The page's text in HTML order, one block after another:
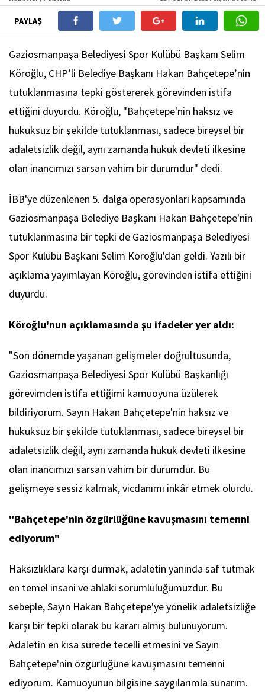
PAYLAŞ
Gaziosmanpaşa Belediyesi Spor Kulübü Başkanı Selim
Köroğlu, CHP’li Belediye Başkanı Hakan Bahçetepe’nin
tutuklanmasına tepki göstererek görevinden istifa
ettiğini duyurdu. Köroğlu, "Bahçetepe'nin haksız ve
hukuksuz bir şekilde tutuklanması, sadece bireysel bir
adaletsizlik değil, aynı zamanda hukuk devleti ilkesine
olan inancımızı sarsan vahim bir durumdur" dedi.
İBB'ye düzenlenen 5. dalga operasyonları kapsamında
Gaziosmanpaşa Belediye Başkanı Hakan Bahçetepe'nin
tutuklanmasına bir tepki de Gaziosmanpaşa Belediyesi
Spor Kulübü Başkanı Selim Köroğlu'dan geldi. Yazılı bir
açıklama yayımlayan Köroğlu, görevinden istifa ettiğini
duyurdu.
Köroğlu'nun açıklamasında şu ifadeler yer aldı:
"Son dönemde yaşanan gelişmeler doğrultusunda,
Gaziosmanpaşa Belediyesi Spor Kulübü Başkanlığı
görevimden istifa ettiğimi kamuoyuna üzülerek
bildiriyorum. Sayın Hakan Bahçetepe'nin haksız ve
hukuksuz bir şekilde tutuklanması, sadece bireysel bir
adaletsizlik değil, aynı zamanda hukuk devleti ilkesine
olan inancımızı sarsan vahim bir durumdur. Bu
gelişmeye sessiz kalmak, vicdanımı inkâr etmek olurdu.
"Bahçetepe'nin özgürlüğüne kavuşmasını temenni
ediyorum"
Haksızlıklara karşı durmak, adaletin yanında saf tutmak
en temel insani ve ahlaki sorumluluğumuzdur. Bu
sebeple, Sayın Hakan Bahçetepe'ye yönelik adaletsizliğe
karşı bir tepki olarak bu kararı almış bulunuyorum.
Adaletin en kısa sürede tecelli etmesini ve Sayın
Bahçetepe'nin özgürlüğüne kavuşmasını temenni
ediyorum. Kamuoyunun bilgisine saygılarımla sunarım.